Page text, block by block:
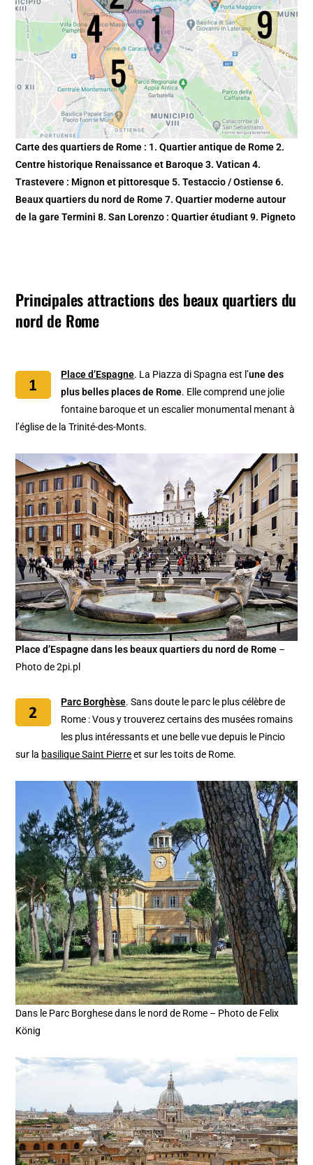
Carte des quartiers de Rome : 1. Quartier antique de Rome 2.
Centre historique Renaissance et Baroque 3. Vatican 4.
Trastevere : Mignon et pittoresque 5. Testaccio / Ostiense 6.
Beaux quartiers du nord de Rome 7. Quartier moderne autour
de la gare Termini 8. San Lorenzo : Quartier étudiant 9. Pigneto
Principales attractions des beaux quartiers du
nord de Rome
Place d’Espagne. La Piazza di Spagna est l’une des
plus belles places de Rome. Elle comprend une jolie
fontaine baroque et un escalier monumental menant à
l’église de la Trinité-des-Monts.
Place d’Espagne dans les beaux quartiers du nord de Rome –
Photo de 2pi.pl
Parc Borghèse. Sans doute le parc le plus célèbre de
Rome : Vous y trouverez certains des musées romains
les plus intéressants et une belle vue depuis le Pincio
sur la basilique Saint Pierreet sur les toits de Rome.
Dans le Parc Borghese dans le nord de Rome – Photo de Felix
König